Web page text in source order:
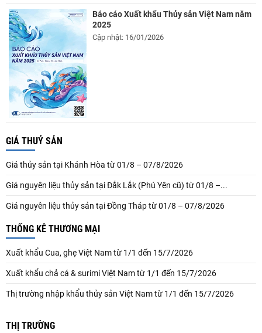
Báo cáo Xuất khẩu Thủy sản Việt Nam năm
2025
Cập nhật: 16/01/2026
GIÁ THUỶ SẢN
Giá thủy sản tại Khánh Hòa từ 01/8 – 07/8/2026
Giá nguyên liệu thủy sản tại Đắk Lắk (Phú Yên cũ) từ 01/8 –...
Giá nguyên liệu thủy sản tại Đồng Tháp từ 01/8 – 07/8/2026
THỐNG KÊ THƯƠNG MẠI
Xuất khẩu Cua, ghẹ Việt Nam từ 1/1 đến 15/7/2026
Xuất khẩu chả cá & surimi Việt Nam từ 1/1 đến 15/7/2026
Thị trường nhập khẩu thủy sản Việt Nam từ 1/1 đến 15/7/2026
THỊ TRƯỜNG